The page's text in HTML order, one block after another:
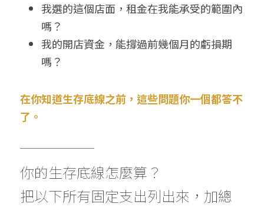
我選的這個店面，租金在我能承受的範圍內
嗎？
我的開店資金，能撐過前幾個月的虧損期
嗎？
在你知道生存底線之前，這些問題你一個都答不
了。
你的生存底線怎麼算？
把以下所有固定支出列出來，加總